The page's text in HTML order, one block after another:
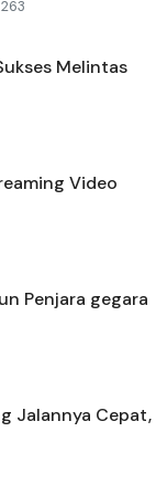
263
Melintas
Video
Penjara gegara
Jalannya Cepat,